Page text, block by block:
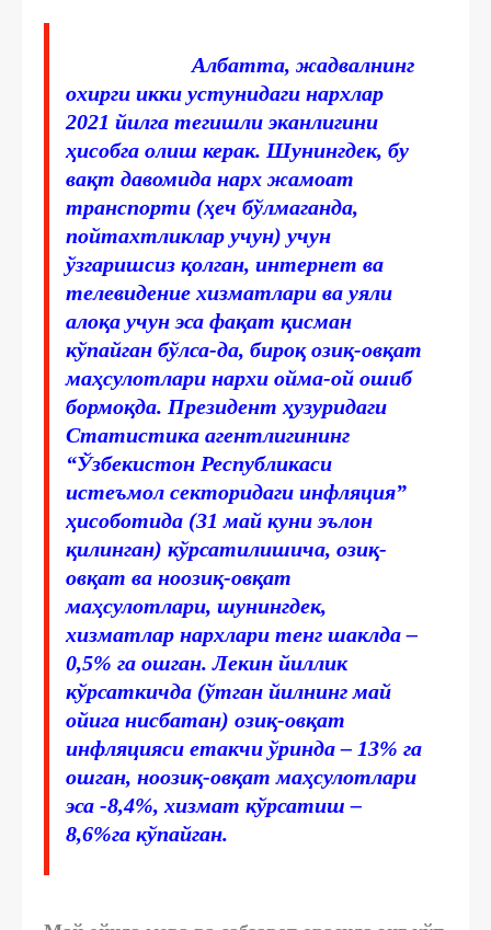
Албатта, жадвалнинг
охирги икки устунидаги нархлар
2021 йилга тегишли эканлигини
ҳисобга олиш керак. Шунингдек, бу
вақт давомида нарх жамоат
транспорти (ҳеч бўлмаганда,
пойтахтликлар учун) учун
ўзгаришсиз қолган, интернет ва
телевидение хизматлари ва уяли
алоқа учун эса фақат қисман
кўпайган бўлса-да, бироқ озиқ-овқат
маҳсулотлари нархи ойма-ой ошиб
бормоқда. Президент ҳузуридаги
Статистика агентлигининг
“Ўзбекистон Республикаси
истеъмол секторидаги инфляция”
ҳисоботида (31 май куни эълон
қилинган) кўрсатилишича, озиқ-
овқат ва ноозиқ-овқат
маҳсулотлари, шунингдек,
хизматлар нархлари тенг шаклда –
0,5% га ошган. Лекин йиллик
кўрсаткичда (ўтган йилнинг май
ойига нисбатан) озиқ-овқат
инфляцияси етакчи ўринда – 13% га
ошган, ноозиқ-овқат маҳсулотлари
эса -8,4%, хизмат кўрсатиш –
8,6%га кўпайган.